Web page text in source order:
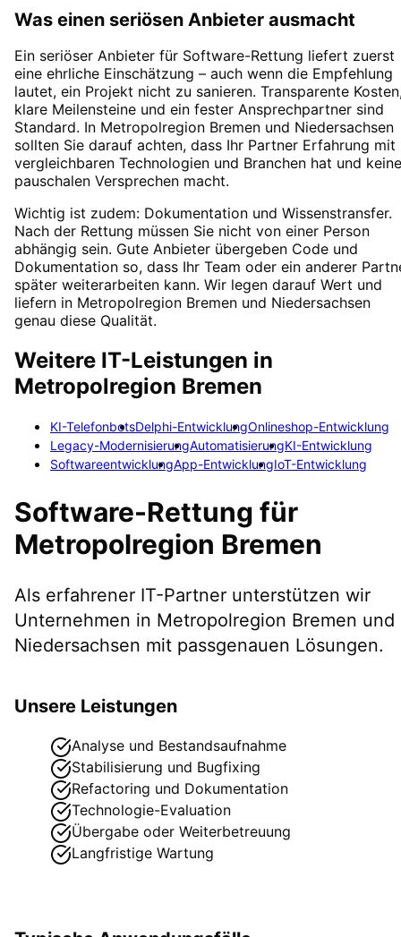
Was einen seriösen Anbieter ausmacht
Ein seriöser Anbieter für Software-Rettung liefert zuerst
eine ehrliche Einschätzung – auch wenn die Empfehlung
lautet, ein Projekt nicht zu sanieren. Transparente
klare Meilensteine und ein fester Ansprechpartner sind
Standard. In Metropolregion Bremen und Niedersachsen
sollten Sie darauf achten, dass Ihr Partner Erfahrung mit
vergleichbaren Technologien und Branchen hat und keine
pauschalen Versprechen macht.
Wichtig ist zudem: Dokumentation und Wissenstransfer.
Nach der Rettung müssen Sie nicht von einer Person
abhängig sein. Gute Anbieter übergeben Code und
Dokumentation so, dass Ihr Team oder ein anderer
später weiterarbeiten kann. Wir legen darauf Wert und
liefern in Metropolregion Bremen und Niedersachsen
genau diese Qualität.
Weitere IT-Leistungen in
Metropolregion Bremen
KI-TelefonbotsDelphi-EntwicklungOnlineshop-Entwicklung
Legacy-ModernisierungAutomatisierungKI-Entwicklung
SoftwareentwicklungApp-EntwicklungIoT-Entwicklung
Software-Rettung für
Metropolregion Bremen
Als erfahrener IT-Partner unterstützen wir
Unternehmen in Metropolregion Bremen und
Niedersachsen mit passgenauen Lösungen.
Unsere Leistungen
Analyse und Bestandsaufnahme
Stabilisierung und Bugfixing
Refactoring und Dokumentation
Technologie-Evaluation
Übergabe oder Weiterbetreuung
Langfristige Wartung